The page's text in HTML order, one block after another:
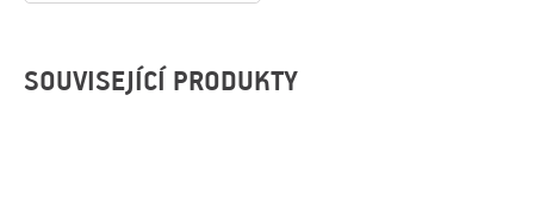
SOUVISEJÍCÍ PRODUKTY